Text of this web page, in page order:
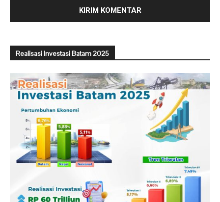
Realisasi Investasi Batam 2025